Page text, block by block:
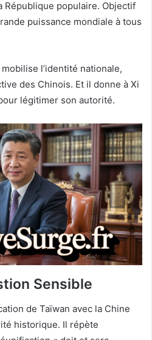
République populaire. Objectif
puissance mondiale à tous
l’identité nationale,
des Chinois. Et il donne à Xi
légitimer son autorité.
Sensible
de Taïwan avec la Chine
historique. Il répète